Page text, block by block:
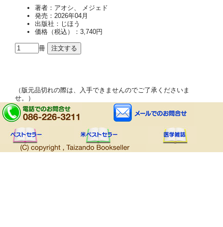
著者：アオシ、 メジェド
発売：2026年04月
出版社：じほう
価格（税込）：3,740円
冊
（版元品切れの際は、入手できませんのでご了承くださいま
せ。）